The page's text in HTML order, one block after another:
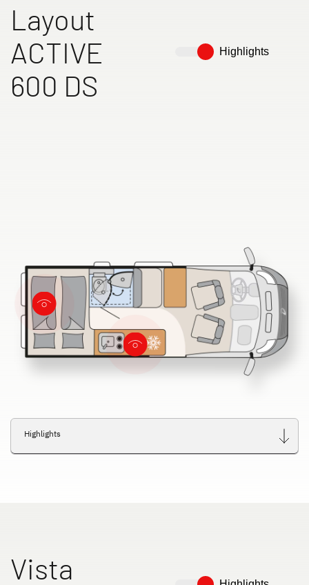
Layout
ACTIVE
600 DS
Highlights
Highlights
Vista